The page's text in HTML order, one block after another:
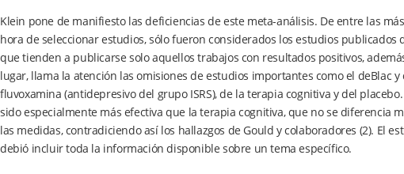
Klein pone de manifiesto las deficiencias de este meta-análisis. De entre las
hora de seleccionar estudios, sólo fueron considerados los estudios
que tienden a publicarse solo aquellos trabajos con resultados positivos,
lugar, llama la atención las omisiones de estudios importantes como el deBlac
fluvoxamina (antidepresivo del grupo ISRS), de la terapia cognitiva y del
sido especialmente más efectiva que la terapia cognitiva, que no se diferencia
las medidas, contradiciendo así los hallazgos de Gould y colaboradores (2). El
debió incluir toda la información disponible sobre un tema específico.